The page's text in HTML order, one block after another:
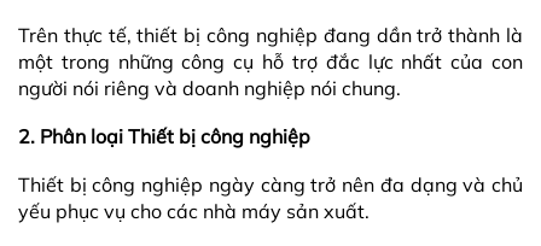
Trên thực tế, thiết bị công nghiệp đang dần trở thành là
một trong những công cụ hỗ trợ đắc lực nhất của con
người nói riêng và doanh nghiệp nói chung.
2. Phân loại Thiết bị công nghiệp
Thiết bị công nghiệp ngày càng trở nên đa dạng và chủ
yếu phục vụ cho các nhà máy sản xuất.